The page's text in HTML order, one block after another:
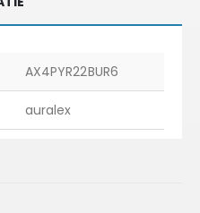
AX4PYR22BUR6
auralex